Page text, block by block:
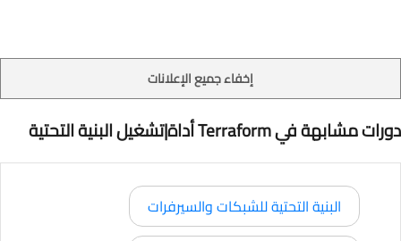
إخفاء جميع الإعلانات
دورات مشابهة في Terraform أداة|تشغيل البنية التحتية
البنية التحتية للشبكات والسيرفرات